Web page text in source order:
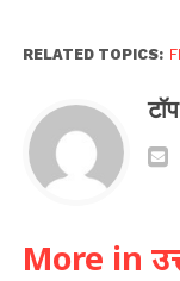
RELATED TOPICS:
More in